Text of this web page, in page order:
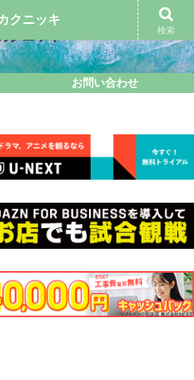
お問い合わせ
クニッキ
検索